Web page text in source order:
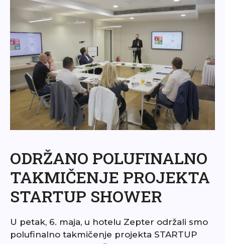
ODRŽANO POLUFINALNO
TAKMIČENJE PROJEKTA
STARTUP SHOWER
U petak, 6. maja, u hotelu Zepter održali smo
polufinalno takmičenje projekta STARTUP